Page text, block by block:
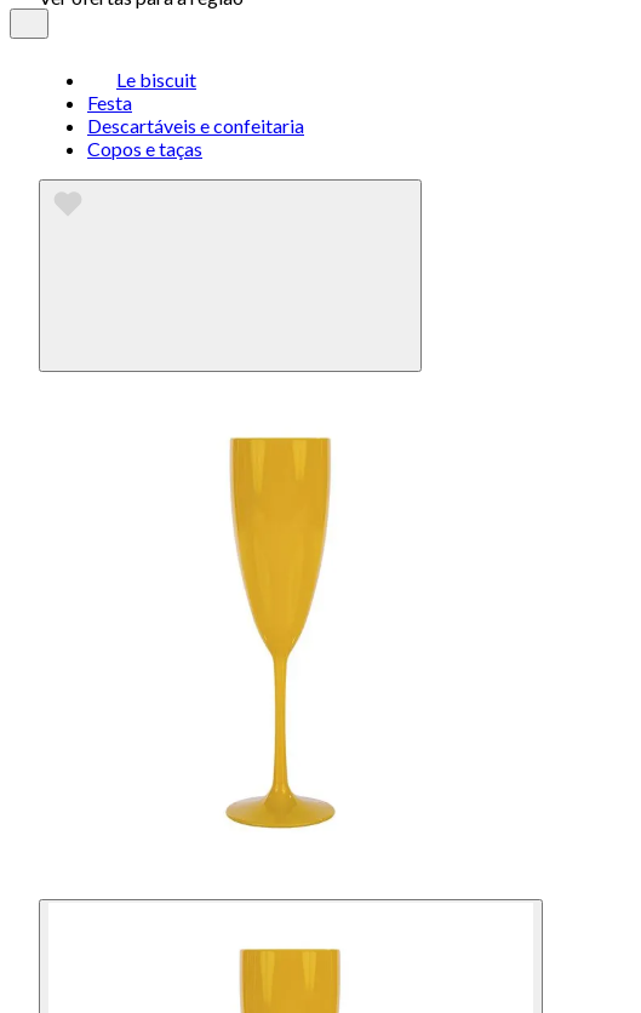
Le biscuit
Festa
Descartáveis e confeitaria
Copos e taças